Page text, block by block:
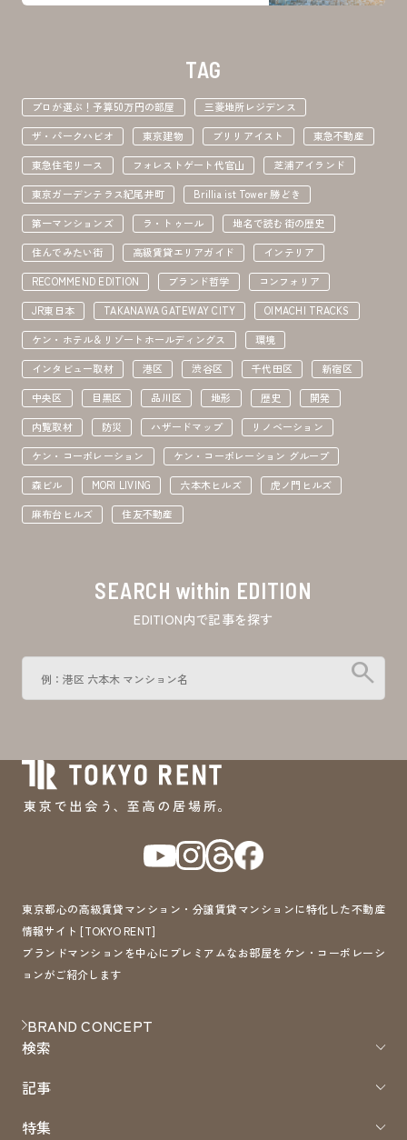
TAG
プロが選ぶ！予算50万円の部屋
三菱地所レジデンス
ザ・パークハビオ
東京建物 ブリリアイスト
東急不動産
東急住宅リース
フォレストゲート代官山
芝浦アイランド
東京ガーデンテラス紀尾井町
Brillia ist Tower 勝どき
第一マンションズ
ラ・トゥール
地名で読む街の歴史
住んでみたい街
高級賃貸エリアガイド
インテリア
RECOMMEND EDITION
ブランド哲学
コンフォリア
JR東日本
TAKANAWA GATEWAY CITY
OIMACHI TRACKS
ケン・ホテル＆リゾートホールディングス
環境
インタビュー取材
港区 渋谷区 千代田区
新宿区
中央区
目黒区 品川区 地形 歴史
開発
内覧取材
防災 ハザードマップ
リノベーション
ケン・コーポレーション
ケン・コーポレーション グループ
森ビル
MORI LIVING 六本木ヒルズ
虎ノ門ヒルズ
麻布台ヒルズ
住友不動産
SEARCH within EDITION
EDITION内で記事を探す
search
東京都心の高級賃貸マンション・分譲賃貸マンションに特化した不動産
情報サイト [TOKYO RENT]
ブランドマンションを中心にプレミアムなお部屋をケン・コーポレーシ
ョンがご紹介します
BRAND CONCEPT
検索
記事
特集